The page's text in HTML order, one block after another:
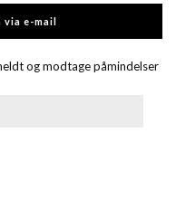
e-mail
og modtage påmindelser